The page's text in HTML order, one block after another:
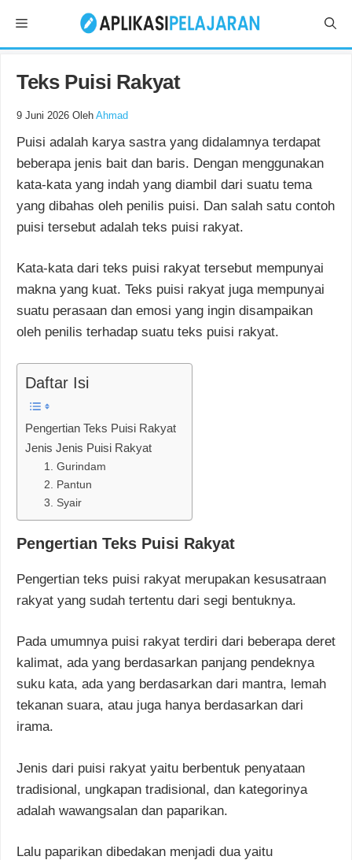
isi
Menu
Teks Puisi Rakyat
9 Juni 2026 Oleh Ahmad
Puisi adalah karya sastra yang didalamnya terdapat
beberapa jenis bait dan baris. Dengan menggunakan
kata-kata yang indah yang diambil dari suatu tema
yang dibahas oleh penilis puisi. Dan salah satu contoh
puisi tersebut adalah teks puisi rakyat.
Kata-kata dari teks puisi rakyat tersebut mempunyai
makna yang kuat. Teks puisi rakyat juga mempunyai
suatu perasaan dan emosi yang ingin disampaikan
oleh penilis terhadap suatu teks puisi rakyat.
Daftar Isi
Pengertian Teks Puisi Rakyat
Jenis Jenis Puisi Rakyat
1. Gurindam
2. Pantun
3. Syair
Pengertian Teks Puisi Rakyat
Pengertian teks puisi rakyat merupakan kesusatraan
rakyat yang sudah tertentu dari segi bentuknya.
Pada umumnya puisi rakyat terdiri dari beberapa deret
kalimat, ada yang berdasarkan panjang pendeknya
suku kata, ada yang berdasarkan dari mantra, lemah
tekanan suara, atau juga hanya berdasarkan dari
irama.
Jenis dari puisi rakyat yaitu berbentuk penyataan
tradisional, ungkapan tradisional, dan kategorinya
adalah wawangsalan dan paparikan.
Lalu paparikan dibedakan menjadi dua yaitu